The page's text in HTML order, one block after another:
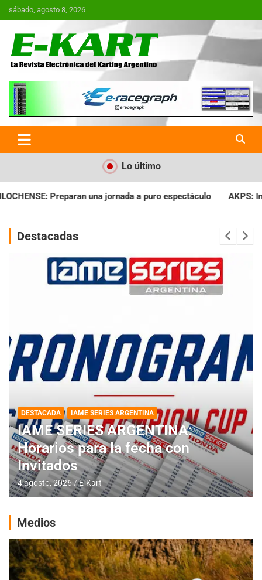
Saltar
al
sábado, agosto 8, 2026
E-Kart.com.ar | La Revista
Electrónica del Karting en
Argentina
Lo último
a puro espectáculo AKPS: Intervino la IGJ y oficializó el
Destacadas
DESTACADA IAME SERIES ARGENTINA
IAME SERIES ARGENTINA:
Horarios para la fecha con
Invitados
4 agosto, 2026 E-Kart
Medios